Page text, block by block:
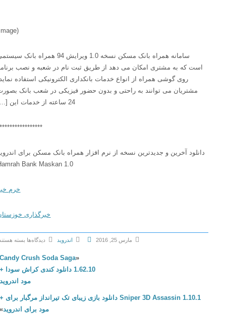
سامانه همراه بانک مسکن نسخه 1.0 ویرایش 94 همراه بانک سیستمی
است که به مشتری امکان می دهد از طریق ثبت نام در شعبه و نصب برنامه
روی گوشی همراه از انواع خدمات بانکداری الکترونیکی استفاده نماید،
مشتریان می توانند به راحتی و بدون حضور فیزیکی در شعب بانک بصورت
******************
دانلود آخرین و جدیدترین نسخه از نرم افزار همراه بانک مسکن برای اندروید
Hamrah Bank Maskan 1.0
خرم خبر
خبرگذاری خوزستان
مارس 25, 2016 اندروید
دیدگاه‌ها
د
ا
بسته هستند
Candy Crush Soda Saga
1.62.10 دانلود کندی کراش سودا +
مود اندروید
Sniper 3D Assassin 1.10.1 دانلود بازی زیبای تک تیرانداز مرگبار برای +
مود برای اندروید»